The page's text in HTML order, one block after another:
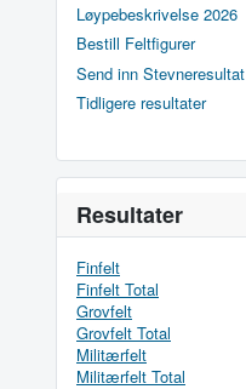
Løypebeskrivelse 2026
Bestill Feltfigurer
Send inn Stevneresultat
Tidligere resultater
Resultater
Finfelt
Finfelt Total
Grovfelt
Grovfelt Total
Militærfelt
Militærfelt Total